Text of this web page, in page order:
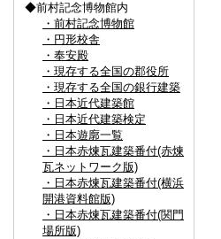
◆前村記念博物館内
・前村記念博物館
・円形校舎
・奉安殿
・現存する全国の郡役所
・現存する全国の銀行建築
・日本近代建築館
・日本近代建築検定
・日本遊廓一覧
・日本赤煉瓦建築番付(赤煉
瓦ネットワーク版)
・日本赤煉瓦建築番付(横浜
開港資料館版)
・日本赤煉瓦建築番付(関門
場所版)